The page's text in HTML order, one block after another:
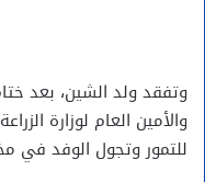
وتفقد ولد الشين، بعد
والأمين العام لوزارة
للتمور وتجول الوفد في